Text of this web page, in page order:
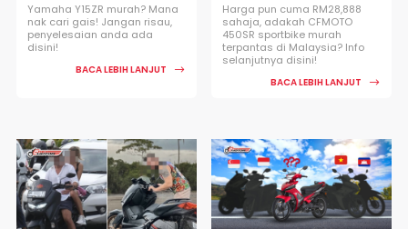
Yamaha Y15ZR murah? Mana
nak cari gais! Jangan risau,
penyelesaian anda ada
disini!
BACA LEBIH LANJUT
Harga pun cuma RM28,888
sahaja, adakah CFMOTO
450SR sportbike murah
terpantas di Malaysia? Info
selanjutnya disini!
BACA LEBIH LANJUT